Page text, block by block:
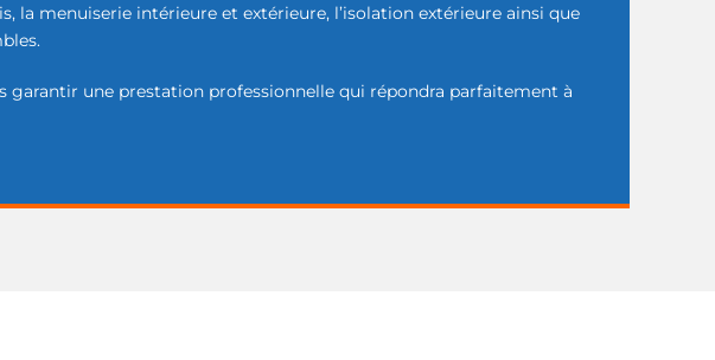
la menuiserie intérieure et extérieure, l’isolation extérieure ainsi que
garantir une prestation professionnelle qui répondra parfaitement à